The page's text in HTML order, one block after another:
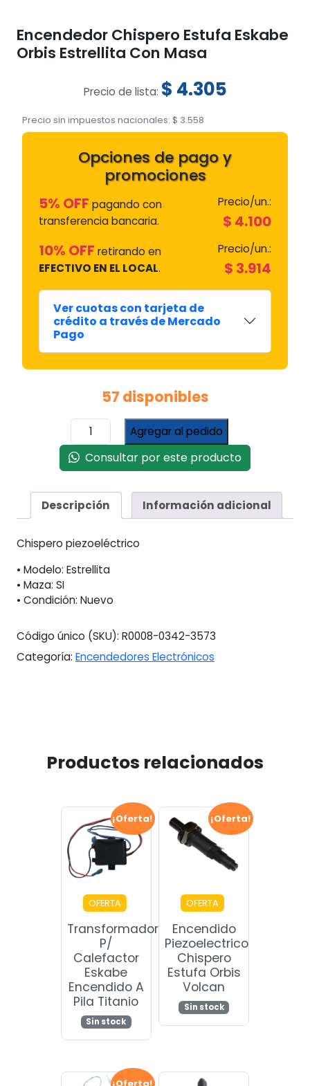
Encendedor Chispero Estufa Eskabe
Orbis Estrellita Con Masa
Precio de lista: $ 4.305
Precio sin impuestos nacionales: $ 3.558
Opciones de pago y
promociones
5% OFF pagando con
transferencia bancaria.
Precio/un.:
$ 4.100
10% OFF retirando en
EFECTIVO EN EL LOCAL.
Precio/un.:
$ 3.914
Ver cuotas con tarjeta de
crédito a través de Mercado
Pago
57 disponibles
Encendedor
Chispero
Estufa
Eskabe
Estrellita
Con
cantidad
Agregar al pedido
Consultar por este producto
Descripción Información adicional
Chispero piezoeléctrico
• Modelo: Estrellita
• Maza: SI
• Condición: Nuevo
Código único (SKU): R0008-0342-3573
Categoría: Encendedores Electrónicos
Productos relacionados
¡Oferta!
OFERTA
Transformador
P/
Calefactor
Eskabe
Encendido A
Pila Titanio
Sin stock
¡Oferta!
OFERTA
Encendido
Piezoelectrico
Chispero
Estufa Orbis
Volcan
Sin stock